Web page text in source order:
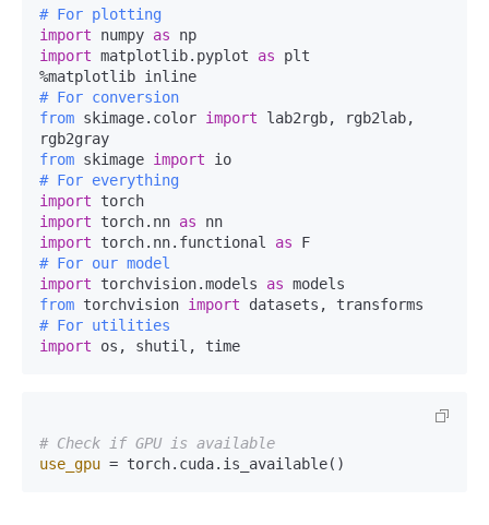
# For plotting
import numpy as
import matplotlib.pyplot as plt
# For conversion
from skimage.color import lab2rgb, rgb2lab,
from skimage import
# For everything
import
import torch.nn as
import torch.nn.functional as
# For our model
import torchvision.models as
from torchvision import
# For utilities
import
# Check if GPU is available
use_gpu